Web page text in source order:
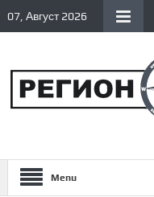
07, Август 2026
Menu